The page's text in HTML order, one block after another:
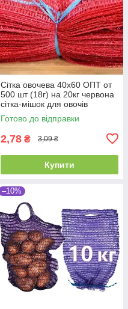
Сітка овочева 40х60 ОПТ от
500 шт (18г) на 20кг червона
сітка-мішок для овочів
Готово до відправки
2,78 ₴ 3,09 ₴
Купити
–10%